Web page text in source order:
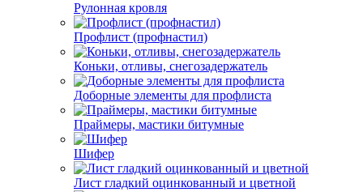
Рулонная кровля
Профлист (профнастил)
Коньки, отливы, снегозадержатель
Доборные элементы для профлиста
Праймеры, мастики битумные
Шифер
Лист гладкий оцинкованный и цветной